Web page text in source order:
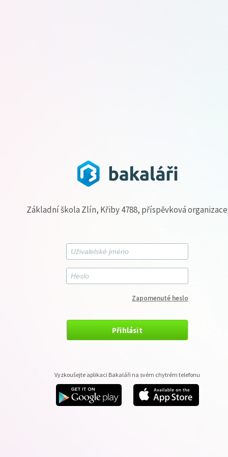
Základní škola Zlín, Křiby 4788, příspěvková organizace
Zapomenuté heslo
Přihlásit
Vyzkoušejte aplikaci Bakaláři na svém chytrém telefonu